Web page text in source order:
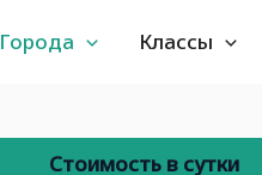
Города Классы
Стоимость в сутки